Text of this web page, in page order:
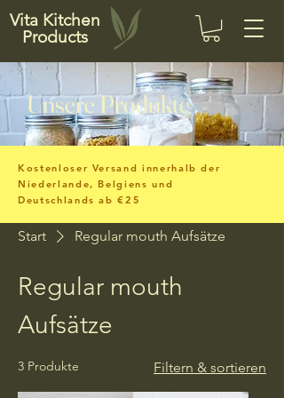
Vita Kitchen
Products
Unsere Produkte
Kostenloser Versand innerhalb der
Niederlande, Belgiens und
Deutschlands ab €25
Start Regular mouth Aufsätze
Regular mouth
Aufsätze
3 Produkte Filtern & sortieren